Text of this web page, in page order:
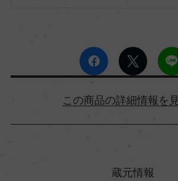
詳細情報
蔵元情報